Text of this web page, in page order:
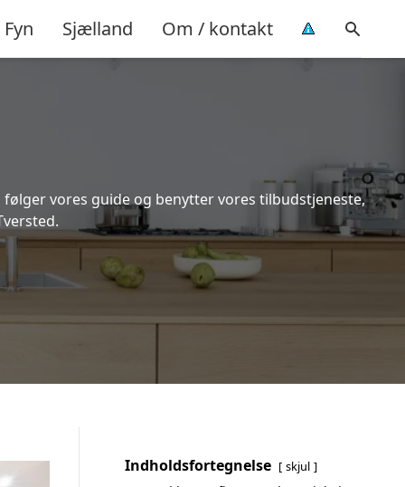
Fyn Sjælland Om / kontakt
vores guide og benytter vores tilbudstjeneste,
Indholdsfortegnelse skjul